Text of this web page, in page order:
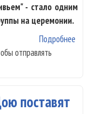
- стало одним
на церемонии.
Подробнее
отправлять
поставят